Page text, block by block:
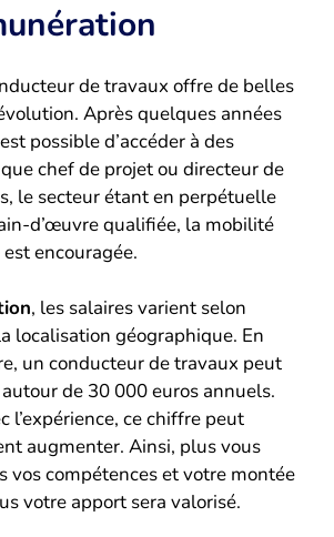
de travaux offre de belles
Après quelques années
possible d’accéder à des
chef de projet ou directeur de
le secteur étant en perpétuelle
d’œuvre qualifiée, la mobilité
encouragée.
, les salaires varient selon
localisation géographique. En
un conducteur de travaux peut
de 30 000 euros annuels.
l’expérience, ce chiffre peut
augmenter. Ainsi, plus vous
vos compétences et votre montée
votre apport sera valorisé.